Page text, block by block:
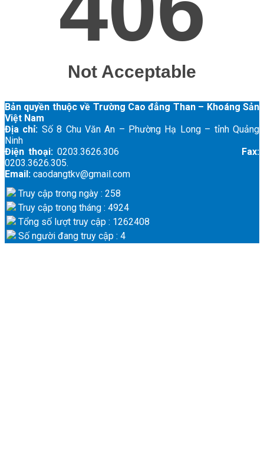
Bản quyền thuộc về Trường Cao đẳng Than – Khoáng Sản
Việt Nam
Địa chỉ: Số 8 Chu Văn An – Phường Hạ Long – tỉnh Quảng
Ninh
Điện thoại: 0203.3626.306 Fax:
0203.3626.305.
Email: caodangtkv@gmail.com
Truy cập trong ngày : 258
Truy cập trong tháng : 4924
Tổng số lượt truy cập : 1262408
Số người đang truy cập : 4